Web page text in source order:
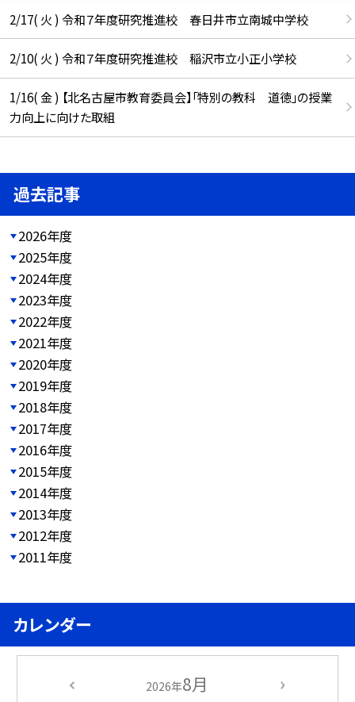
2/17( 火 ) 令和７年度研究推進校 春日井市立南城中学校
2/10( 火 ) 令和７年度研究推進校 稲沢市立小正小学校
1/16( 金 ) 【北名古屋市教育委員会】「特別の教科 道徳」の授業
力向上に向けた取組
過去記事
2026年度
2025年度
2024年度
2023年度
2022年度
2021年度
2020年度
2019年度
2018年度
2017年度
2016年度
2015年度
2014年度
2013年度
2012年度
2011年度
カレンダー
2026年8月